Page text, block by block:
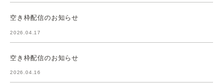
空き枠配信のお知らせ
2026.04.17
空き枠配信のお知らせ
2026.04.16